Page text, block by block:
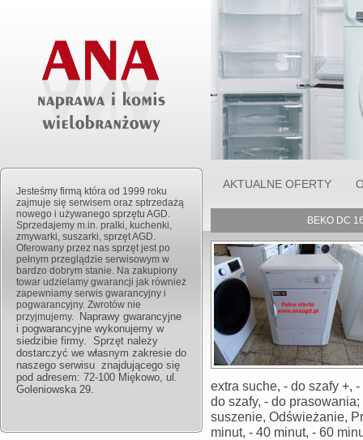
Jesteśmy firmą która od 1999 roku
zajmuje się serwisem oraz sptrzedażą
nowego i używanego sprzętu AGD.
Sprzedajemy m.in. pralki, kuchenki,
zmywarki, suszarki, sprzęt AGD.
Oferowany przez nas sprzęt jest po
pełnym przeglądzie serwisowym w
bardzo dobrym stanie. Na zakupiony
towar udzielamy gwarancji jak również
zapewniamy serwis gwarancyjny i
pogwarancyjny. Zwrotów nie
przyjmujemy.
Naprawy gwarancyjne
i pogwarancyjne wykonujemy w
siedzibie firmy. Sprzęt należy
dostarczyć we własnym zakresie do
naszego serwisu znajdującego się
pod adresem: 72-100 Miękowo, ul.
Goleniowska 29.
AKTUALNE OFERTY
BEKO DC
extra suche, - do szafy +,
do szafy, - do
suszenie, Odświeżanie,
minut, - 40 minut, - 60